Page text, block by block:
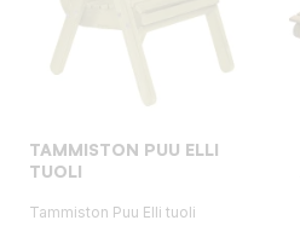
TAMMISTON PUU ELLI
TUOLI
Tammiston Puu Elli tuoli